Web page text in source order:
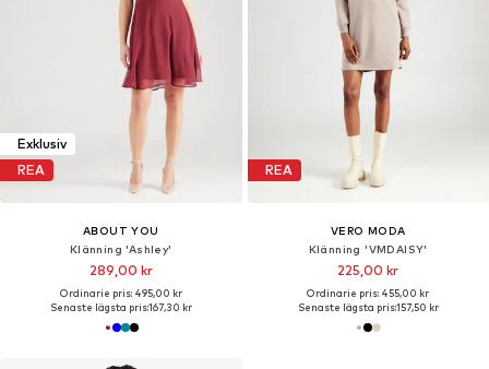
Exklusiv
REA
ABOUT YOU
Klänning 'Ashley'
289,00 kr
Ordinarie pris: 495,00 kr
Senaste lägsta pris:167,30 kr
REA
VERO MODA
Klänning 'VMDAISY'
225,00 kr
Ordinarie pris: 455,00 kr
Senaste lägsta pris:157,50 kr